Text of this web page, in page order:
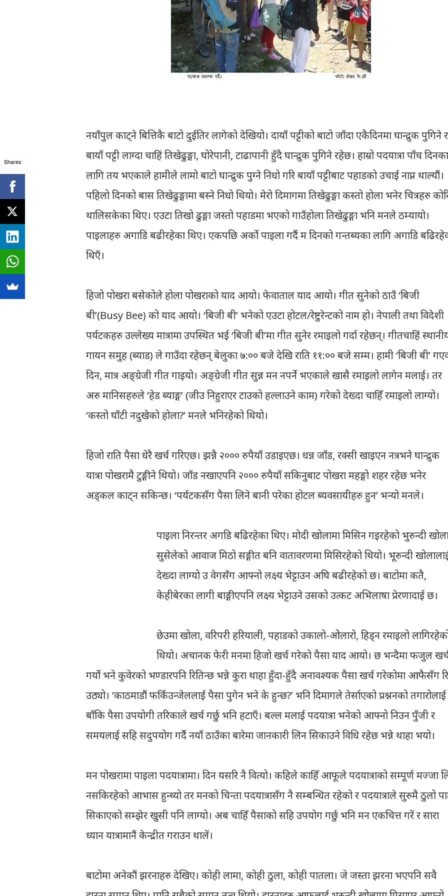
नयाँपुल काट्ने बित्तिकै बाटो दुईतिर लागेको देखियो। दायाँ पट्टीको बाटो जाँदा एकैदिनमा घान्द्रुक पुगिने र
बायाँ पट्टी लाग्दा चाहिं तिखेढुङ्गा, घोरेपानी, टाढापानी हुँदै घान्द्रुक पुगिने रहेछ। हाम्रो पदयात्रा पाँच दिनका
लागि तय भएकाले हामीले लामो बाटो घान्द्रुक पुग्ने निधो गरि बायाँ पट्टीबाट पहाडको उचाई नाप्न थाल्यौं।
पहिलो दिनको बास तिखेढुङ्गामा बस्ने निधो थियो। मेरो दिमागमा तिखेढुङ्गा कस्तो होला भनेर चित्रहरु
थालिसकेका थिए। एउटा तिखो ढुङ्गा जस्तो पहाडमा भएको गाउँहोला तिखेढुङ्गा भनि मनले ठम्यायो।
पाइलाहरु अगाडि बढीरहेका थिए। एकपछि अर्को पाइला गर्दै म दिनको गन्तब्यका लागि अगाडि
थिएँ।
हिजो पोखरा बसेकोले होला पोखराको याद आयो। फेवाताल याद आयो। गीत सुनेको ठाउँ ‘बिजी
बी’(Busy Bee) को याद आयो। ‘बिजी बी’ भनेको एउटा होटल/रेष्टुरेन्टको नाम हो। नेपाली तथा विदेशी
पर्यटकहरु उल्लेख्य मात्रामा उपस्थित भई ‘बिजी बी’मा गीत सुनेर रमाइलो गर्दा रहेछन्। गीतचाहिं
गायन समुह (ब्याड) ले गाउँदा रहेछन् बेलुका ७:०० बजे देखि राति ११:०० बजे सम्म। हामी ‘बिजी बी’
दिन, मात्र अङ्ग्रेजी गीत गाइयो। अङ्ग्रेजी गीत सुन्न मन नपर्ने भएकाले खासै रमाइलो लागेन मलाई। तर
अरु मानिसहरुले ‘हेड ब्याङ्ग’ (जीउ निहुराएर टाउको हल्लाउने काम) गरेको देख्दा चाहिँ रमाइलो लाग्यो।
‘कस्तो घाँटी नदुखेको होला?’ मनले भनिरहेको थियो।
हिजो राति पैसा धेरै खर्च गरिएछ। झन्नै २००० रुपैयाँ उडाइएछ। धन्न जाँड, रक्सी खाइएन नत्रभने घान्द्रुक
यात्रा पोखरामै टुङ्गीने थियो। जाँड नखाएपनि २००० रुपैयाँ सकिनुबाट पोखरा महङ्गो शहर रहेछ भनेर
अड्कल काट्न सकिन्छ। ‘पर्यटकसँग पैसा लिने बानी परेका होटल ब्यवसायीहरु हुन’ भन्यो मनले।
पाइला निरन्तर अगडि बढिरहेका थिए। मोदी खोलामा मिसिन गइरहेको भुरुन्दी
सुसेलेको आवाज मिठो सङ्गीत बनि वातावरणमा मिसिरहेको थियो। भूरुन्दी
देख्दा लाग्यो उ वेगसँग आफ्नो लक्ष्य भेट्टाउन अघि बढीरहेको छ। बाटोमा कतै,
केहीबेरका लागी बाङ्गीएपनि लक्ष्य भेट्टाउने उसको उत्कट अभिलाषा प्रेरणादाई छ।
छेउमा खोला, वरिपरी हरियाली, पहाडको उकालो-ओलारो, हिड्न रमाइलो
थियो। अचानक फेरी मनमा हिजो खर्च गरेको पैसा याद आयो। छ भन्दैमा फजुल
गर्यो भने कुवेरको भण्डारपनि रितिन्छ भन्ने कुरा थाहा हुँदा-हुँदै अनावश्यक पैसा खर्च गरेकोमा आफैसँग
उठ्यो। ‘काठमाडौं फर्किउन्जेललाई पैसा पुगेन भने के हुन्छ?’ भनि दिमागले तेर्साएको प्रश्ननको तगारोलाई
बाँकि पैसा उपयोगी तरिकाले खर्च गर्छु भनि हटाएँ। बल्ल मलाई पदयात्रा भनेको आफ्नो निउन पुँजी र
समयलाई सहि सदुपयोग गर्दै नयाँ ठाउँका बारेमा जानकारी लिन सिकाउने विधि रहेछ भन्ने थाहा भयो।
मन पोखरामा पाइला पदयात्रामा। दिन यसरि नै वित्यो। कहिले काहिँ आफूले पदयात्राको सम्पूर्ण मज्जा
नसकिरहेको आभास हुन्थ्यो तर मनको चिन्ता पदयात्रासँग नै सम्बन्धित रहेको र पदयात्राले सुरुमै ठुलो
सिकाएको सम्झेर खुसी पनि लाग्यो। अब चाहिँ पैसाको सहि उपयोग गर्छु भनि मन एकचित्त गरें र सारा
ध्यान यात्रामानैं केन्द्रीत गराउन थालें।
बाटोमा अनेकौं झरनाहरु देखिए। कोही लामा, कोही ठुला, कोही पातला। जे जस्ता झरना भएपनि सवै
Shares